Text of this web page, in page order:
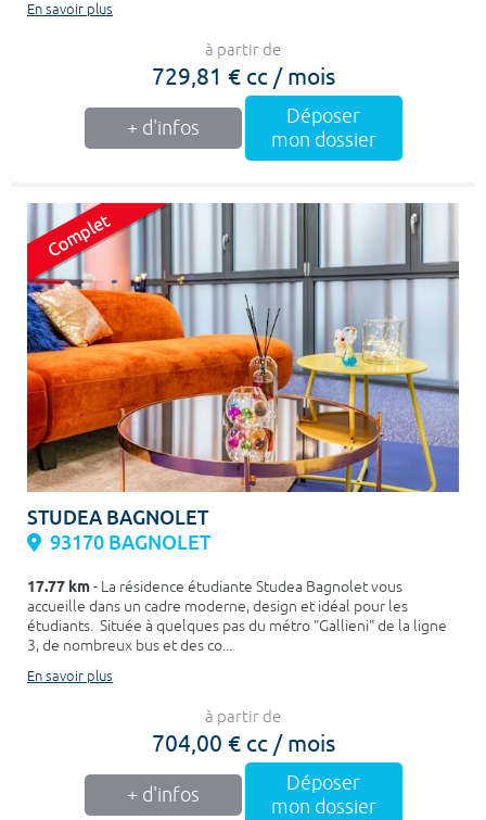
En savoir plus
à partir de
729,81 € cc / mois
+ d'infos
Déposer
mon dossier
STUDEA BAGNOLET
93170 BAGNOLET
17.77 km- La résidence étudiante Studea Bagnolet vous
accueille dans un cadre moderne, design et idéal pour les
étudiants. Située à quelques pas du métro "Gallieni" de la ligne
3, de nombreux bus et des co...
En savoir plus
à partir de
704,00 € cc / mois
+ d'infos
Déposer
mon dossier